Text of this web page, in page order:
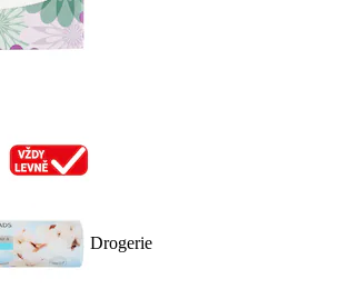
Drogerie